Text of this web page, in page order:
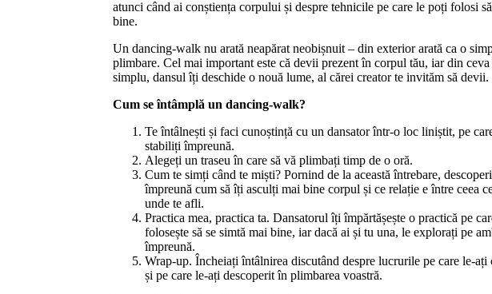
atunci când ai conștiența corpului și despre tehnicile pe care le poți folosi
bine.
Un dancing-walk nu arată neapărat neobișnuit – din exterior arată ca o
plimbare. Cel mai important este că devii prezent în corpul tău, iar din ceva
simplu, dansul îți deschide o nouă lume, al cărei creator te invităm să devii.
Cum se întâmplă un dancing-walk?
Te întâlnești și faci cunoștință cu un dansator într-o loc liniștit, pe
stabiliți împreună.
Alegeți un traseu în care să vă plimbați timp de o oră.
Cum te simți când te miști? Pornind de la această întrebare,
împreună cum să îți asculți mai bine corpul și ce relație e între ceea
unde te afli.
Practica mea, practica ta. Dansatorul îți împărtășește o practică pe
folosește să se simtă mai bine, iar dacă ai și tu una, le explorați pe
împreună.
Wrap-up. Încheiați întâlnirea discutând despre lucrurile pe care le-ați
și pe care le-ați descoperit în plimbarea voastră.